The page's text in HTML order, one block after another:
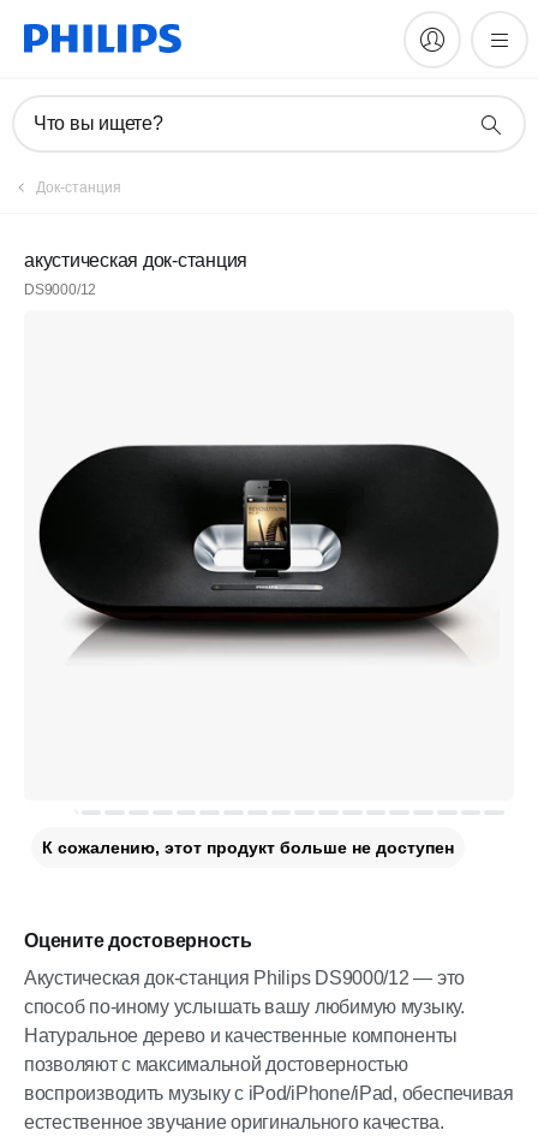
Что вы ищете?
Док-станция
акустическая док-станция
DS9000/12
Оцените достоверность
Акустическая док-станция Philips DS9000/12 — это
способ по-иному услышать вашу любимую музыку.
Натуральное дерево и качественные компоненты
позволяют с максимальной достоверностью
воспроизводить музыку с iPod/iPhone/iPad, обеспечивая
естественное звучание оригинального качества.
К сожалению, этот продукт больше не доступен